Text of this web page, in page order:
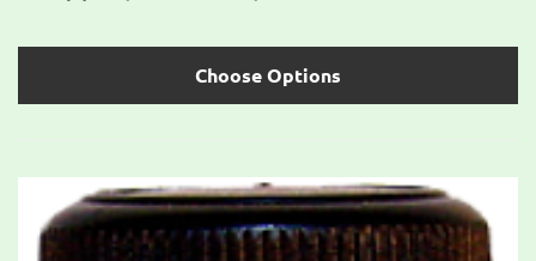
Choose Options